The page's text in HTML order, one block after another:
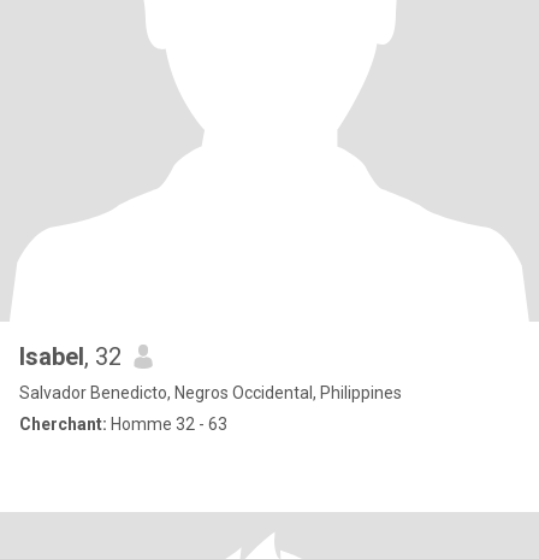
Isabel, 32
Salvador Benedicto, Negros Occidental, Philippines
Cherchant: Homme 32 - 63